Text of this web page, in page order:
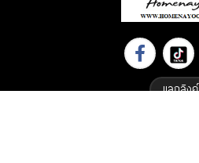
แลกลิงค์